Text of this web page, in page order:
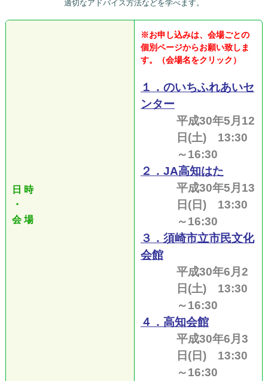
適切なアドバイス方法などを学べます。
日 時
・
会 場
※お申し込みは、会場ごとの
個別ページからお願い致しま
す。
（会場名をクリック）
１．のいちふれあいセ
ンター
平成30年5月12
日(土) 13:30
～16:30
２．JA高知はた
平成30年5月13
日(日) 13:30
～16:30
３．須崎市立市民文化
会館
平成30年6月2
日(土) 13:30
～16:30
４．高知会館
平成30年6月3
日(日) 13:30
～16:30